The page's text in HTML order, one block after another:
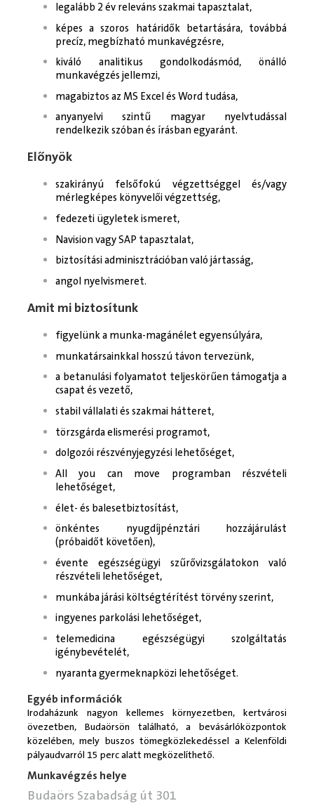
legalább 2 év releváns szakmai tapasztalat,
képes a szoros határidők betartására, továbbá
precíz, megbízható munkavégzésre,
kiváló analitikus gondolkodásmód, önálló
munkavégzés jellemzi,
magabiztos az MS Excel és Word tudása,
anyanyelvi szintű magyar nyelvtudással
rendelkezik szóban és írásban egyaránt.
Előnyök
szakirányú felsőfokú végzettséggel és/vagy
mérlegképes könyvelői végzettség,
fedezeti ügyletek ismeret,
Navision vagy SAP tapasztalat,
biztosítási adminisztrációban való jártasság,
angol nyelvismeret.
Amit mi biztosítunk
figyelünk a munka-magánélet egyensúlyára,
munkatársainkkal hosszú távon tervezünk,
a betanulási folyamatot teljeskörűen támogatja a
csapat és vezető,
stabil vállalati és szakmai hátteret,
törzsgárda elismerési programot,
dolgozói részvényjegyzési lehetőséget,
All you can move programban részvételi
lehetőséget,
élet- és balesetbiztosítást,
önkéntes nyugdíjpénztári hozzájárulást
(próbaidőt követően),
évente egészségügyi szűrővizsgálatokon való
részvételi lehetőséget,
munkába járási költségtérítést törvény szerint,
ingyenes parkolási lehetőséget,
telemedicina egészségügyi szolgáltatás
igénybevételét,
nyaranta gyermeknapközi lehetőséget.
Egyéb információk
Irodaházunk nagyon kellemes környezetben, kertvárosi
övezetben, Budaörsön található, a bevásárlóközpontok
közelében, mely buszos tömegközlekedéssel a Kelenföldi
pályaudvarról 15 perc alatt megközelíthető.
Munkavégzés helye
Budaörs Szabadság út 301